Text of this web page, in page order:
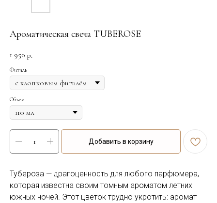
Ароматическая свеча TUBEROSE
1 950 р.
Фитиль
Объем
Добавить в корзину
Тубероза — драгоценность для любого парфюмера,
которая известна своим томным ароматом летних
южных ночей. Этот цветок трудно укротить: аромат